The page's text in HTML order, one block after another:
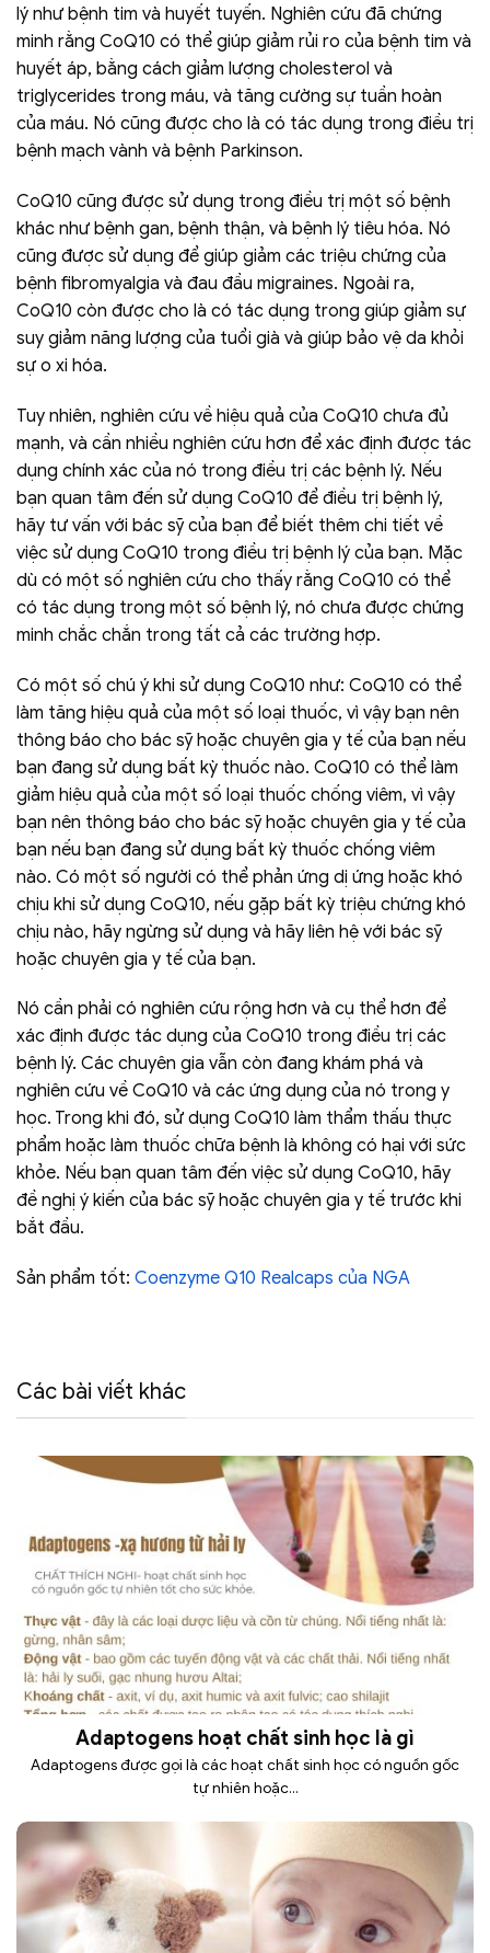
lý như bệnh tim và huyết tuyến. Nghiên cứu đã chứng
minh rằng CoQ10 có thể giúp giảm rủi ro của bệnh tim và
huyết áp, bằng cách giảm lượng cholesterol và
triglycerides trong máu, và tăng cường sự tuần hoàn
của máu. Nó cũng được cho là có tác dụng trong điều trị
bệnh mạch vành và bệnh Parkinson.
CoQ10 cũng được sử dụng trong điều trị một số bệnh
khác như bệnh gan, bệnh thận, và bệnh lý tiêu hóa. Nó
cũng được sử dụng để giúp giảm các triệu chứng của
bệnh fibromyalgia và đau đầu migraines. Ngoài ra,
CoQ10 còn được cho là có tác dụng trong giúp giảm sự
suy giảm năng lượng của tuổi già và giúp bảo vệ da khỏi
sự o xi hóa.
Tuy nhiên, nghiên cứu về hiệu quả của CoQ10 chưa đủ
mạnh, và cần nhiều nghiên cứu hơn để xác định được tác
dụng chính xác của nó trong điều trị các bệnh lý. Nếu
bạn quan tâm đến sử dụng CoQ10 để điều trị bệnh lý,
hãy tư vấn với bác sỹ của bạn để biết thêm chi tiết về
việc sử dụng CoQ10 trong điều trị bệnh lý của bạn. Mặc
dù có một số nghiên cứu cho thấy rằng CoQ10 có thể
có tác dụng trong một số bệnh lý, nó chưa được chứng
minh chắc chắn trong tất cả các trường hợp.
Có một số chú ý khi sử dụng CoQ10 như: CoQ10 có thể
làm tăng hiệu quả của một số loại thuốc, vì vậy bạn nên
thông báo cho bác sỹ hoặc chuyên gia y tế của bạn nếu
bạn đang sử dụng bất kỳ thuốc nào. CoQ10 có thể làm
giảm hiệu quả của một số loại thuốc chống viêm, vì vậy
bạn nên thông báo cho bác sỹ hoặc chuyên gia y tế của
bạn nếu bạn đang sử dụng bất kỳ thuốc chống viêm
nào. Có một số người có thể phản ứng dị ứng hoặc khó
chịu khi sử dụng CoQ10, nếu gặp bất kỳ triệu chứng khó
chịu nào, hãy ngừng sử dụng và hãy liên hệ với bác sỹ
hoặc chuyên gia y tế của bạn.
Nó cần phải có nghiên cứu rộng hơn và cụ thể hơn để
xác định được tác dụng của CoQ10 trong điều trị các
bệnh lý. Các chuyên gia vẫn còn đang khám phá và
nghiên cứu về CoQ10 và các ứng dụng của nó trong y
học. Trong khi đó, sử dụng CoQ10 làm thẩm thấu thực
phẩm hoặc làm thuốc chữa bệnh là không có hại với sức
khỏe. Nếu bạn quan tâm đến việc sử dụng CoQ10, hãy
đề nghị ý kiến của bác sỹ hoặc chuyên gia y tế trước khi
bắt đầu.
Sản phẩm tốt: Coenzyme Q10 Realcaps của NGA
Các bài viết khác
Adaptogens hoạt chất sinh học là gì
Adaptogens được gọi là các hoạt chất sinh học có nguồn gốc
tự nhiên hoặc...